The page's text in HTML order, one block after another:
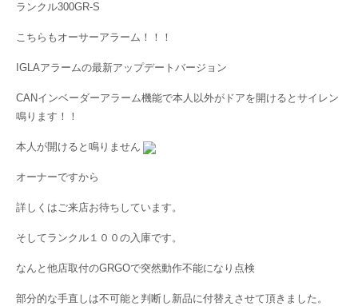
ランクル300GR-S
こちらもオーサーアラーム！！！
IGLAアラームの最新アップデートバージョン
CANインベーダーアラーム機能で本人以外がドアを開けるとサイレン
鳴ります！！
本人が開けると鳴りません
オーナーですから
詳しくはご来店お待ちしています。
そしてランクル１００の入庫です。
なんと他店取付のGRGOで突然動作不能になり点検
部分的な手直しは不可能と判断し新品に付替えさせて頂きました。